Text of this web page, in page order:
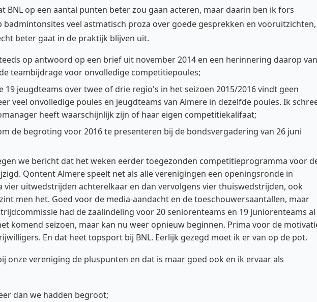
BNL op een aantal punten beter zou gaan acteren, maar daarin ben ik fors
badmintonsites veel astmatisch proza over goede gesprekken en vooruitzichten,
beter gaat in de praktijk blijven uit.
op antwoord op een brief uit november 2014 en een herinnering daarop van
teambijdrage voor onvolledige competitiepoules;
19 jeugdteams over twee of drie regio's in het seizoen 2015/2016 vindt geen
veel onvolledige poules en jeugdteams van Almere in dezelfde poules. Ik
heeft waarschijnlijk zijn of haar eigen competitiekalifaat;
de begroting voor 2016 te presenteren bij de bondsvergadering van 26 juni
we bericht dat het weken eerder toegezonden competitieprogramma voor
Qontent Almere speelt net als alle verenigingen een openingsronde in
vier uitwedstrijden achterelkaar en dan vervolgens vier thuiswedstrijden, ook
men het. Goed voor de media-aandacht en de toeschouwersaantallen, maar
had de zaalindeling voor 20 seniorenteams en 19 juniorenteams al
komend seizoen, maar kan nu weer opnieuw beginnen. Prima voor de
En dat heet topsport bij BNL. Eerlijk gezegd moet ik er van op de pot.
onze vereniging de pluspunten en dat is maar goed ook en ik ervaar als
dan we hadden begroot;